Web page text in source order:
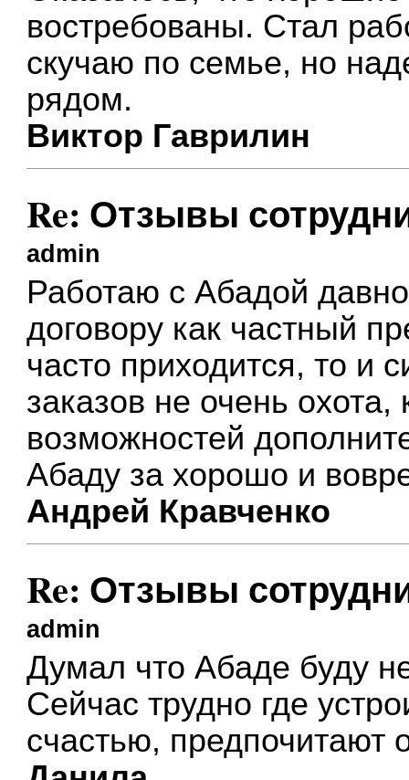
востребованы. Стал
скучаю по семье, но
рядом.
Виктор Гаврилин
Re: Отзывы
admin
Работаю с Абадой
договору как частный
часто приходится, то и
заказов не очень охота,
возможностей
Абаду за хорошо и
Андрей Кравченко
Re: Отзывы
admin
Думал что Абаде буду
Сейчас трудно где
счастью, предпочитают